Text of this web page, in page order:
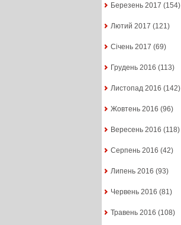
Березень 2017 (154)
Лютий 2017 (121)
Січень 2017 (69)
Грудень 2016 (113)
Листопад 2016 (142)
Жовтень 2016 (96)
Вересень 2016 (118)
Серпень 2016 (42)
Липень 2016 (93)
Червень 2016 (81)
Травень 2016 (108)